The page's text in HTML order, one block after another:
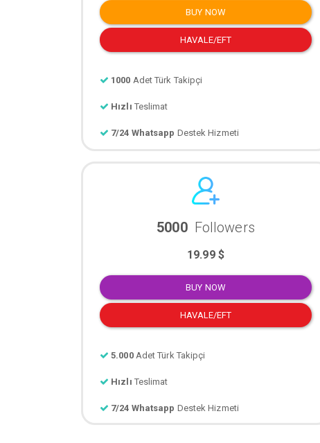
BUY NOW
HAVALE/EFT
1000 Adet Türk Takipçi
Hızlı Teslimat
7/24 Whatsapp Destek Hizmeti
5000 Followers
19.99 $
BUY NOW
HAVALE/EFT
5.000 Adet Türk Takipçi
Hızlı Teslimat
7/24 Whatsapp Destek Hizmeti